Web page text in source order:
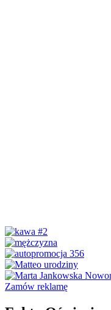
Zamów reklamę